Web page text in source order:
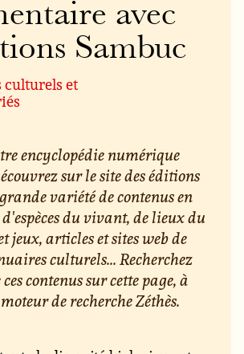
avec
Sambuc
culturels et
encyclopédie numérique
sur le site des éditions
variété de contenus en
du vivant, de lieux du
jeux, articles et sites web de
culturels... Recherchez
contenus sur cette page, à
de recherche Zéthès.